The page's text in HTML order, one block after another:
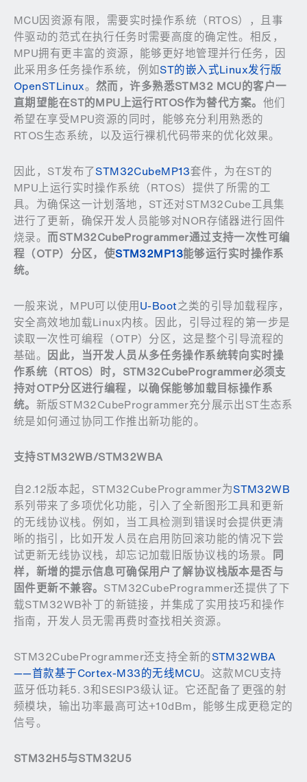
MCU因资源有限，需要实时操作系统（RTOS），且事
件驱动的范式在执行任务时需要高度的确定性。相反，
MPU拥有更丰富的资源，能够更好地管理并行任务，因
此采用多任务操作系统，例如ST的嵌入式Linux发行版
OpenSTLinux。然而，许多熟悉STM32 MCU的客户一
直期望能在ST的MPU上运行RTOS作为替代方案。 他们
希望在享受MPU资源的同时，能够充分利用熟悉的
RTOS生态系统，以及运行裸机代码带来的优化效果。
因此，ST发布了STM32CubeMP13套件，为在ST的
MPU上运行实时操作系统（RTOS）提供了所需的工
具。为确保这一计划落地，ST还对STM32Cube工具集
进行了更新，确保开发人员能够对NOR存储器进行固件
烧录。 而STM32CubeProgrammer通过支持一次性可编
程（OTP）分区，使STM32MP13能够运行实时操作系
统。
一般来说，MPU可以使用U-Boot之类的引导加载程序，
安全高效地加载Linux内核。因此，引导过程的第一步是
读取一次性可编程（OTP）分区，这是整个引导流程的
基础。 因此，当开发人员从多任务操作系统转向实时操
作系统（RTOS）时， STM32CubeProgrammer必须支
持对OTP分区进行编程，以确保能够加载目标操作系
统。 新版STM32CubeProgrammer充分展示出ST生态系
统是如何通过协同工作推出新功能的。
支持STM32WB/STM32WBA
自2.12版本起，STM32CubeProgrammer为STM32WB
系列带来了多项优化功能，引入了全新图形工具和更新
的无线协议栈。例如，当工具检测到错误时会提供更清
晰的指引，比如开发人员在启用防回滚功能的情况下尝
试更新无线协议栈，却忘记加载旧版协议栈的场景。 同
样，新增的提示信息可确保用户了解协议栈版本是否与
固件更新不兼容。 STM32CubeProgrammer还提供了下
载STM32WB补丁的新链接，并集成了实用技巧和操作
指南，开发人员无需再费时查找相关资源。
STM32CubeProgrammer还支持全新的STM32WBA
——首款基于Cortex-M33的无线MCU。这款MCU支持
蓝牙低功耗5. 3和SESIP3级认证。它还配备了更强的射
频模块，输出功率最高可达+10dBm，能够生成更稳定的
信号。
STM32H5与STM32U5